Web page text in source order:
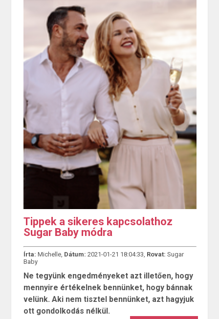
Tippek a sikeres kapcsolathoz
Sugar Baby módra
Írta: Michelle, Dátum: 2021-01-21 18:04:33, Rovat: Sugar
Baby
Ne tegyünk engedményeket azt illetően, hogy
mennyire értékelnek bennünket, hogy bánnak
velünk. Aki nem tisztel bennünket, azt hagyjuk
ott gondolkodás nélkül.